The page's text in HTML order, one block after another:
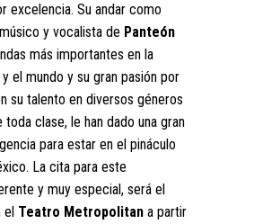
excelencia. Su andar como
y vocalista de Panteón
más importantes en la
el mundo y su gran pasión por
su talento en diversos géneros
clase, le han dado una gran
para estar en el pináculo
La cita para este
y muy especial, será el
el Teatro Metropolitan a partir